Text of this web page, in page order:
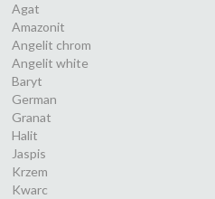
Agat
Amazonit
Angelit chrom
Angelit white
Baryt
German
Granat
Halit
Jaspis
Krzem
Kwarc